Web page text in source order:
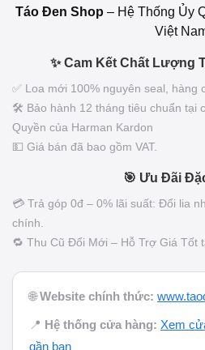
Táo Đen Shop – Hệ Thống Ủy
Việt
✨ Cam Kết Chất Lượng
✅ Loa mới 100% nguyên seal, hàng
🛠️ Bảo hành 12 tháng tiêu chuẩn tại
Quyền của Harman Kardon
💵 Giá bán đã bao gồm VAT.
🎯 Ưu Đãi
💳 Trả góp 0đ – 0% lãi suất: Đổi lia
chính.
🔁 Thu Cũ Đổi Mới – Hỗ Trợ Giá Tốt
🌐Website chính thức:
📍 Hệ thống cửa hàng: Xem
gần bạn